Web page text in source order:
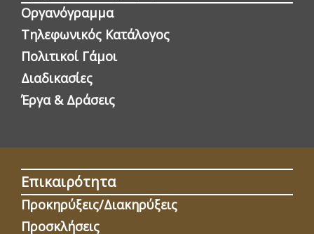
Οργανόγραμμα
Τηλεφωνικός Κατάλογος
Πολιτικοί Γάμοι
Διαδικασίες
Έργα & Δράσεις
Επικαιρότητα
Προκηρύξεις/Διακηρύξεις
Προσκλήσεις